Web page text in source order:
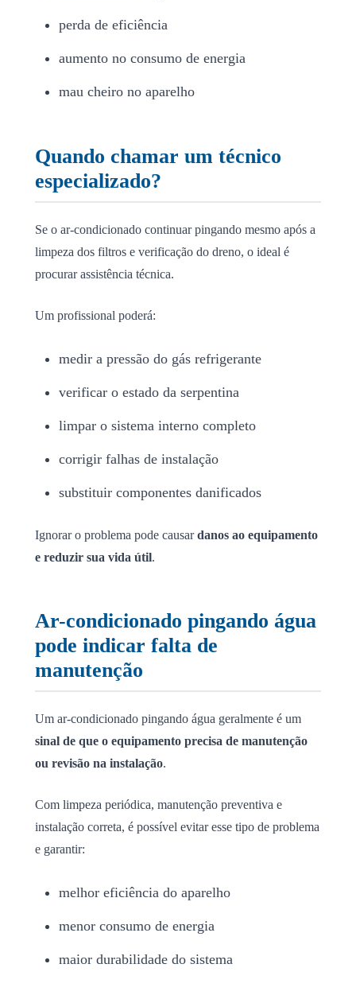
perda de eficiência
aumento no consumo de energia
mau cheiro no aparelho
Quando chamar um técnico
especializado?
Se o ar-condicionado continuar pingando mesmo após a
limpeza dos filtros e verificação do dreno, o ideal é
procurar assistência técnica.
Um profissional poderá:
medir a pressão do gás refrigerante
verificar o estado da serpentina
limpar o sistema interno completo
corrigir falhas de instalação
substituir componentes danificados
Ignorar o problema pode causardanos ao equipamento
e reduzir sua vida útil.
Ar-condicionado pingando água
pode indicar falta de
manutenção
Um ar-condicionado pingando água geralmente é um
sinal de que o equipamento precisa de manutenção
ou revisão na instalação.
Com limpeza periódica, manutenção preventiva e
instalação correta, é possível evitar esse tipo de problema
e garantir:
melhor eficiência do aparelho
menor consumo de energia
maior durabilidade do sistema